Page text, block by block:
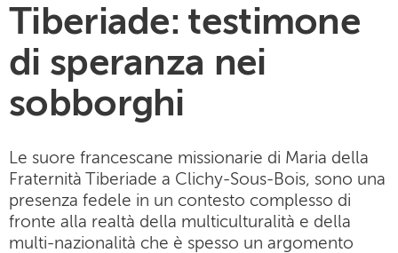
Tiberiade: testimone
di speranza nei
sobborghi
Le suore francescane missionarie di Maria della
Fraternità Tiberiade a Clichy-Sous-Bois, sono una
presenza fedele in un contesto complesso di
fronte alla realtà della multiculturalità e della
multi-nazionalità che è spesso un argomento